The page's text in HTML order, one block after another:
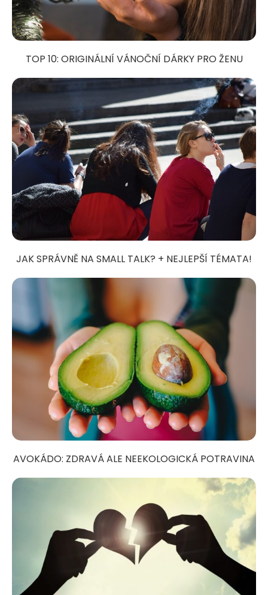
TOP 10: ORIGINÁLNÍ VÁNOČNÍ DÁRKY PRO ŽENU
JAK SPRÁVNĚ NA SMALL TALK? + NEJLEPŠÍ TÉMATA!
AVOKÁDO: ZDRAVÁ ALE NEEKOLOGICKÁ POTRAVINA